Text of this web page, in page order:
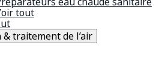
tout
traitement de l’air